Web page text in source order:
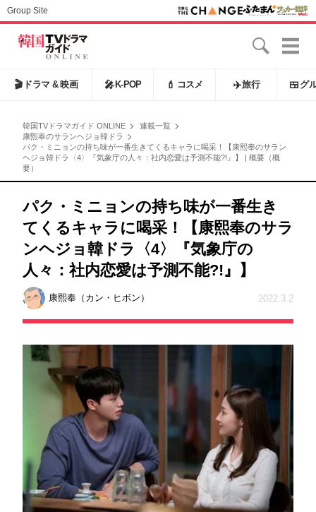
Group Site
🎬 ドラマ & 映画 🎤 K-POP 💄 コスメ ✈️旅行 🍱 グ
韓国TVドラマガイド ONLINE
連載一覧
康煕奉のサランヘジョ韓ドラ
パク・ミニョンの持ち味が一番生きてくるキャラに喝采！【康熙奉のサラン
ヘジョ韓ドラ〈4〉『気象庁の人々：社内恋愛は予測不能?!』】 | 概要（概
要）
パク・ミニョンの持ち味が一番生き
てくるキャラに喝采！【康熙奉のサラ
ンヘジョ韓ドラ〈4〉『気象庁の
人々：社内恋愛は予測不能?!』】
康熙奉（カン・ヒボン） 2022.3.2